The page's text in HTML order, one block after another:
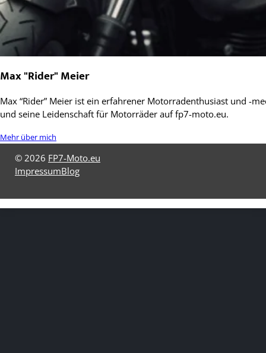
Max "Rider" Meier
Max “Rider” Meier ist ein erfahrener Motorradenthusiast und -
und seine Leidenschaft für Motorräder auf fp7-moto.eu.
Mehr über mich
© 2026 FP7-Moto.eu
ImpressumBlog